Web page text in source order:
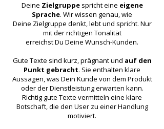
Deine Zielgruppespricht eine eigene
Sprache. Wir wissen genau, wie
Deine Zielgruppe denkt, lebt und spricht. Nur
mit der richtigen Tonalität
erreichst Du Deine Wunsch-Kunden.
Gute Texte sind kurz, prägnant und auf den
Punkt gebracht. Sie enthalten klare
Aussagen,was Dein Kunde von dem Produkt
oder der Dienstleistung erwarten kann.
Richtig gute Texte vermitteln eine klare
Botschaft, die den User zu einer Handlung
motiviert.